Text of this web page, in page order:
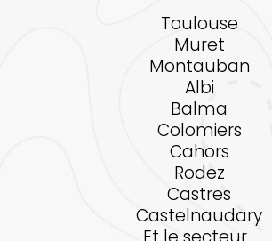
Toulouse
Muret
Montauban
Albi
Balma
Colomiers
Cahors
Rodez
Castres
Castelnaudary